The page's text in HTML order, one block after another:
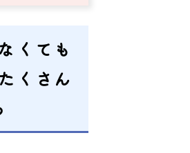
くても
くさん